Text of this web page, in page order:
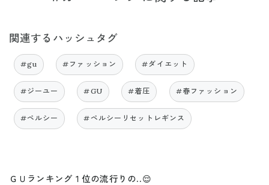
関連するハッシュタグ
#gu #ファッション #ダイエット
#ジーユー #GU #着圧 #春ファッション
#ペルシー #ペルシーリセットレギンス
ＧＵランキング１位の流行りの..😌